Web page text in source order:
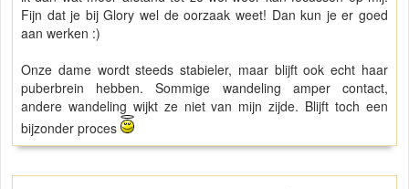
Fijn dat je bij Glory wel de oorzaak weet! Dan kun je er goed
aan werken :)
Onze dame wordt steeds stabieler, maar blijft ook echt haar
puberbrein hebben. Sommige wandeling amper contact,
andere wandeling wijkt ze niet van mijn zijde. Blijft toch een
bijzonder proces